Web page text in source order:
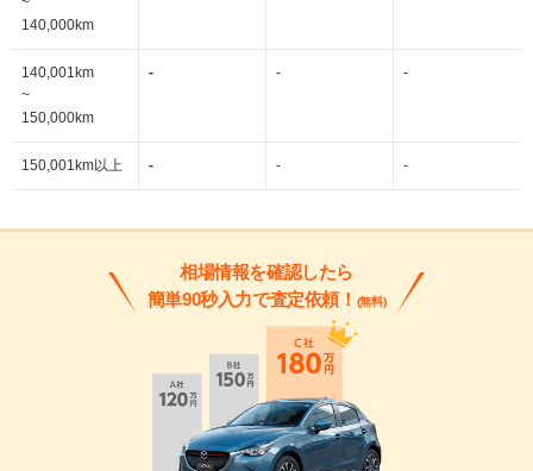
140,000km
140,001km
~
150,000km
- - -
150,001km以上 - - -
相場情報を確認したら
簡単90秒入力で査定依頼！ (無料)